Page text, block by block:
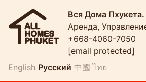
Вся Дома Пхукета.
Аренда,
+668-4060-7050
[email protected]
English Русский 中國 ไทย